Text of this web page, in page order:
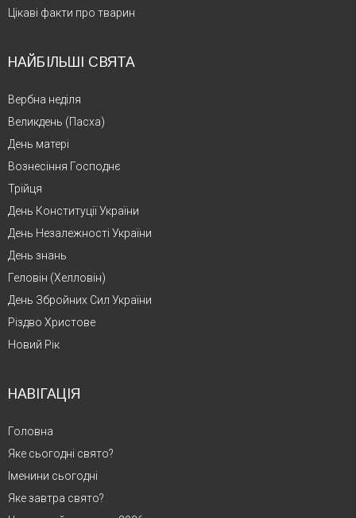
Цікаві факти про тварин
НАЙБІЛЬШІ СВЯТА
Вербна неділя
Великдень (Пасха)
День матері
Вознесіння Господнє
Трійця
День Конституції України
День Незалежності України
День знань
Геловін (Хелловін)
День Збройних Сил України
Різдво Христове
Новий Рік
НАВІГАЦІЯ
Головна
Яке сьогодні свято?
Іменини сьогодні
Яке завтра свято?